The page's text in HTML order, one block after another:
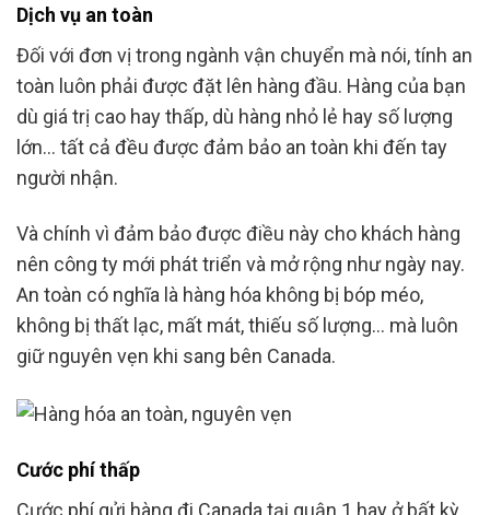
Dịch vụ an toàn
Đối với đơn vị trong ngành vận chuyển mà nói, tính an
toàn luôn phải được đặt lên hàng đầu. Hàng của bạn
dù giá trị cao hay thấp, dù hàng nhỏ lẻ hay số lượng
lớn… tất cả đều được đảm bảo an toàn khi đến tay
người nhận.
Và chính vì đảm bảo được điều này cho khách hàng
nên công ty mới phát triển và mở rộng như ngày nay.
An toàn có nghĩa là hàng hóa không bị bóp méo,
không bị thất lạc, mất mát, thiếu số lượng… mà luôn
giữ nguyên vẹn khi sang bên Canada.
Cước phí thấp
Cước phí gửi hàng đi Canada tại quận 1 hay ở bất kỳ